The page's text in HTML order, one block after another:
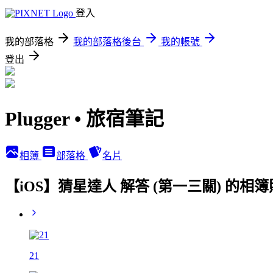
登入
我的部落格 我的部落格後台
我的帳號
登出
Plugger • 旅宿筆記
相簿 部落格 名片
【iOS】猜星達人 解答 (第一三關) 的相簿
21